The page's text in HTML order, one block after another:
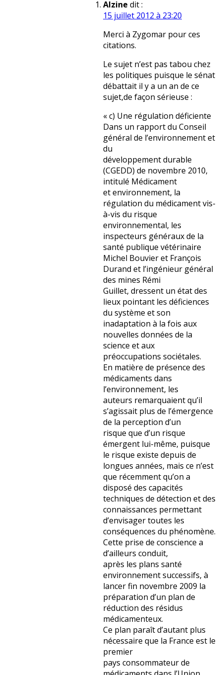
Alzine dit :
15 juillet 2012 à 23:20
Merci à Zygomar pour ces
citations.
Le sujet n’est pas tabou chez
les politiques puisque le sénat
débattait il y a un an de ce
sujet,de façon sérieuse :
« c) Une régulation déficiente
Dans un rapport du Conseil
général de l’environnement et
du
développement durable
(CGEDD) de novembre 2010,
intitulé Médicament
et environnement, la
régulation du médicament vis-
à-vis du risque
environnemental, les
inspecteurs généraux de la
santé publique vétérinaire
Michel Bouvier et François
Durand et l’ingénieur général
des mines Rémi
Guillet, dressent un état des
lieux pointant les déficiences
du système et son
inadaptation à la fois aux
nouvelles données de la
science et aux
préoccupations sociétales.
En matière de présence des
médicaments dans
l’environnement, les
auteurs remarquaient qu’il
s’agissait plus de l’émergence
de la perception d’un
risque que d’un risque
émergent lui-même, puisque
le risque existe depuis de
longues années, mais ce n’est
que récemment qu’on a
disposé des capacités
techniques de détection et des
connaissances permettant
d’envisager toutes les
conséquences du phénomène.
Cette prise de conscience a
d’ailleurs conduit,
après les plans santé
environnement successifs, à
lancer fin novembre 2009 la
préparation d’un plan de
réduction des résidus
médicamenteux.
Ce plan paraît d’autant plus
nécessaire que la France est le
premier
pays consommateur de